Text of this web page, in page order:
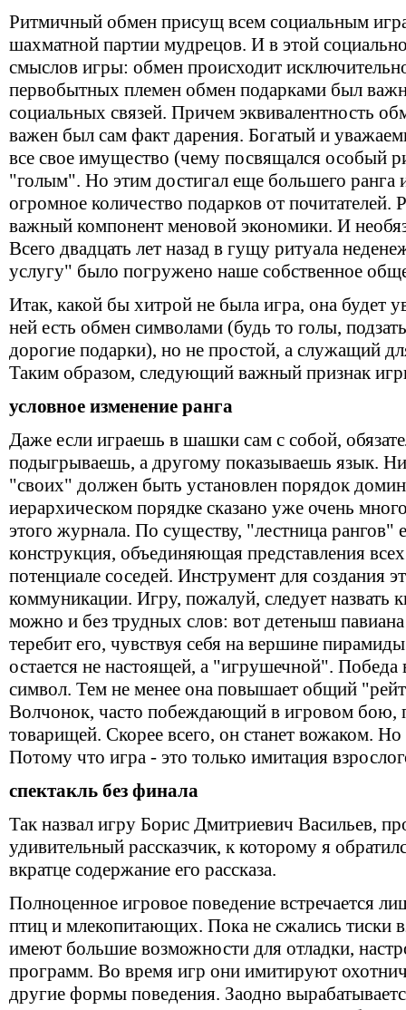
Ритмичный обмен присущ всем социальным
шахматной партии мудрецов. И в этой
смыслов игры: обмен происходит
первобытных племен обмен подарками был
социальных связей. Причем эквивалентность
важен был сам факт дарения. Богатый и
все свое имущество (чему посвящался особый
"голым". Но этим достигал еще большего ранга
огромное количество подарков от почитателей.
важный компонент меновой экономики. И
Всего двадцать лет назад в гущу ритуала
услугу" было погружено наше собственное
Итак, какой бы хитрой не была игра, она будет
ней есть обмен символами (будь то голы,
дорогие подарки), но не простой, а служащий
Таким образом, следующий важный признак
условное изменение ранга
Даже если играешь в шашки сам с собой,
подыгрываешь, а другому показываешь язык.
"своих" должен быть установлен порядок
иерархическом порядке сказано уже очень
этого журнала. По существу, "лестница рангов"
конструкция, объединяющая представления
потенциале соседей. Инструмент для создания
коммуникации. Игру, пожалуй, следует назвать
можно и без трудных слов: вот детеныш павиана
теребит его, чувствуя себя на вершине
остается не настоящей, а "игрушечной".
символ. Тем не менее она повышает общий
Волчонок, часто побеждающий в игровом бою,
товарищей. Скорее всего, он станет вожаком.
Потому что игра - это только имитация
спектакль без финала
Так назвал игру Борис Дмитриевич Васильев,
удивительный рассказчик, к которому я
вкратце содержание его рассказа.
Полноценное игровое поведение встречается
птиц и млекопитающих. Пока не сжались тиски
имеют большие возможности для отладки,
программ. Во время игр они имитируют
другие формы поведения. Заодно